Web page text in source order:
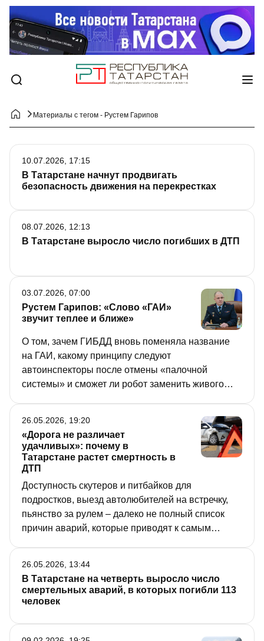
Материалы с тегом - Рустем Гарипов
В Татарстане начнут продвигать
безопасность движения на перекрестках
10.07.2026, 17:15
В Татарстане выросло число погибших в ДТП
08.07.2026, 12:13
Рустем Гарипов: «Слово «ГАИ»
звучит теплее и ближе»
О том, зачем ГИБДД вновь поменяла название
на ГАИ, какому принципу следуют
автоинспекторы после отмены «палочной
системы» и сможет ли робот заменить живого
канун 90-летнего юбилея службы.
03.07.2026, 07:00
«Дорога не различает
удачливых»: почему в
Татарстане растет смертность в
ДТП
Доступность скутеров и питбайков для
подростков, выезд автолюбителей на встречку,
пьянство за рулем – далеко не полный список
причин аварий, которые приводят к самым
нерадивым водителям, рассказал журналистам
начальник Управления Госавтоинспекции МВД по
РТ Рустем Гарипов.
26.05.2026, 19:20
В Татарстане на четверть выросло число
смертельных аварий, в которых погибли 113
человек
26.05.2026, 13:44